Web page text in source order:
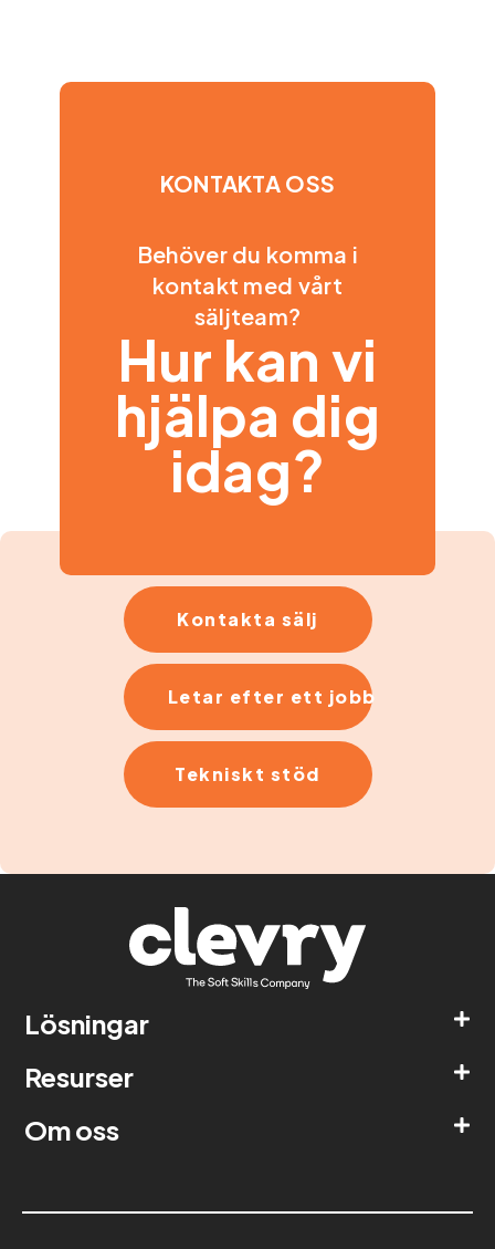
KONTAKTA OSS
Behöver du komma i
kontakt med vårt
säljteam?
Hur kan vi
hjälpa dig
idag?
Kontakta sälj
Letar efter ett jobb
Tekniskt stöd
Lösningar
Resurser
Om oss